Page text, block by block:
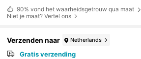
90% vond het waarheidsgetrouw qua maat
Niet je maat? Vertel ons
Verzenden naar Netherlands
Gratis verzending